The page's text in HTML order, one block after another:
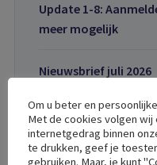
Update 1-8:
meer mogelijk
Nieuwsbrief juli 2026
Persoonlijk
patiëntgroepen van
Om u beter en
Met de cookies volgen wij
internetgedrag binnen
te drukken, geef je
gebruiken. Maar, je kunt